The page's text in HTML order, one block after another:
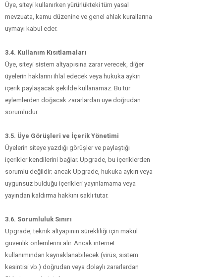
Üye, siteyi kullanırken yürürlükteki tüm yasal
mevzuata, kamu düzenine ve genel ahlak kurallarına
uymayı kabul eder.
3.4. Kullanım Kısıtlamaları
​Üye, siteyi sistem altyapısına zarar verecek, diğer
üyelerin haklarını ihlal edecek veya hukuka aykırı
içerik paylaşacak şekilde kullanamaz. Bu tür
eylemlerden doğacak zararlardan üye doğrudan
sorumludur.
3.5. Üye Görüşleri ve İçerik Yönetimi
Üyelerin siteye yazdığı görüşler ve paylaştığı
içerikler kendilerini bağlar. Upgrade, bu içeriklerden
sorumlu değildir; ancak Upgrade, hukuka aykırı veya
uygunsuz bulduğu içerikleri yayınlamama veya
yayından kaldırma hakkını saklı tutar.
3.6. Sorumluluk Sınırı
Upgrade, teknik altyapının sürekliliği için makul
güvenlik önlemlerini alır. Ancak internet
kullanımından kaynaklanabilecek (virüs, sistem
kesintisi vb.) doğrudan veya dolaylı zararlardan